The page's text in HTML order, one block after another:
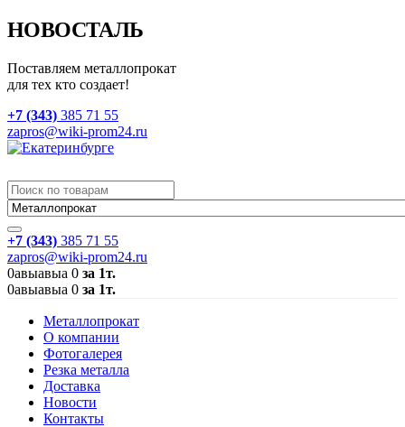
НОВОСТАЛЬ
Поставляем металлопрокат
для тех кто создает!
+7 (343) 385 71 55
zapros@wiki-prom24.ru
+7 (343) 385 71 55
zapros@wiki-prom24.ru
0авыавыа 0 за 1т.
0авыавыа 0 за 1т.
Металлопрокат
О компании
Фотогалерея
Резка металла
Доставка
Новости
Контакты